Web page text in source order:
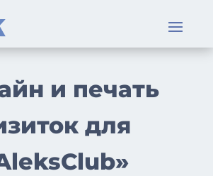
и печать
для